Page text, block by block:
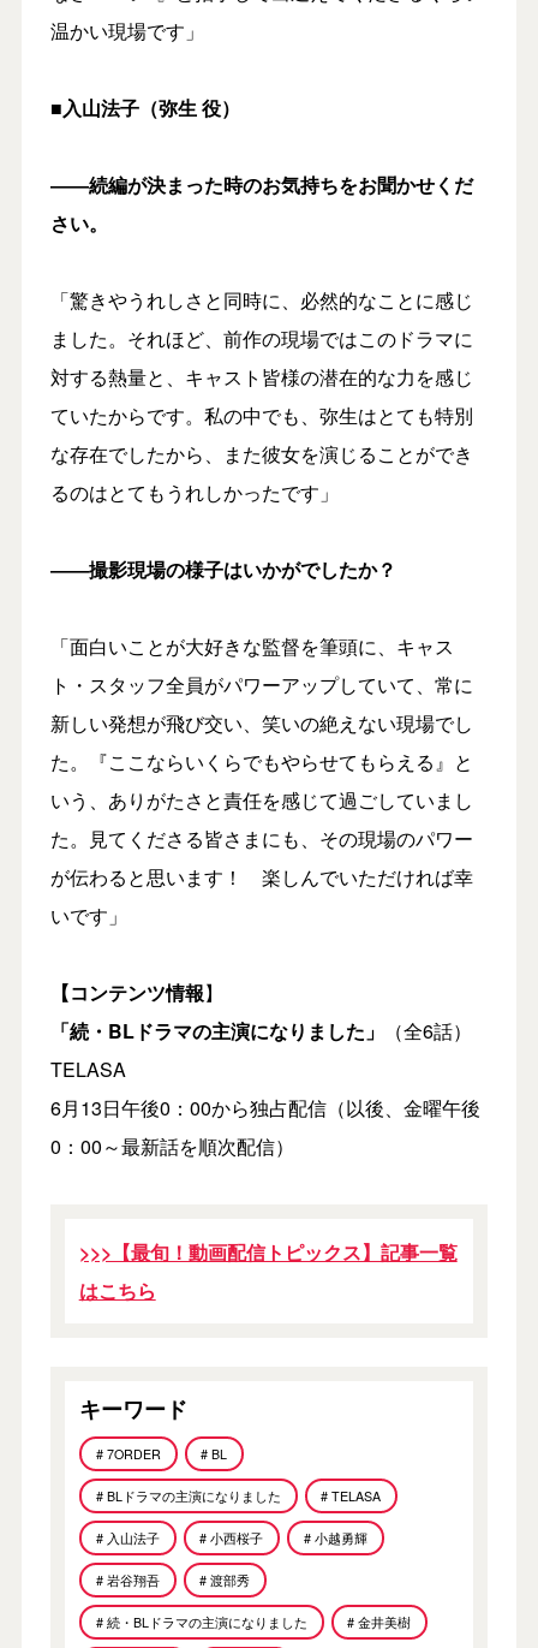
温かい現場です」
■入山法子（弥生 役）
――続編が決まった時のお気持ちをお聞かせくだ
さい。
「驚きやうれしさと同時に、必然的なことに感じ
ました。それほど、前作の現場ではこのドラマに
対する熱量と、キャスト皆様の潜在的な力を感じ
ていたからです。私の中でも、弥生はとても特別
な存在でしたから、また彼女を演じることができ
るのはとてもうれしかったです」
――撮影現場の様子はいかがでしたか？
「面白いことが大好きな監督を筆頭に、キャス
ト・スタッフ全員がパワーアップしていて、常に
新しい発想が飛び交い、笑いの絶えない現場でし
た。『ここならいくらでもやらせてもらえる』と
いう、ありがたさと責任を感じて過ごしていまし
た。見てくださる皆さまにも、その現場のパワー
が伝わると思います！ 楽しんでいただければ幸
いです」
【コンテンツ情報】
「続・BLドラマの主演になりました」
（全6話）
TELASA
6月13日午後0：00から独占配信（以後、金曜午後
0：00～最新話を順次配信）
>>>【最旬！動画配信トピックス】記事一覧
はこちら
キーワード
# 7ORDER # BL
# BLドラマの主演になりました # TELASA
# 入山法子 # 小西桜子 # 小越勇輝
# 岩谷翔吾 # 渡部秀
# 続・BLドラマの主演になりました # 金井美樹